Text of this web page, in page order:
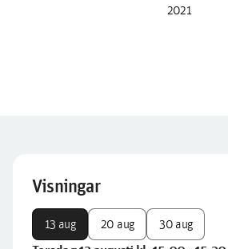
2021
Visningar
13 aug 20 aug 30 aug